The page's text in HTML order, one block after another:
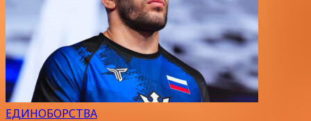
ЕДИНОБОРСТВА